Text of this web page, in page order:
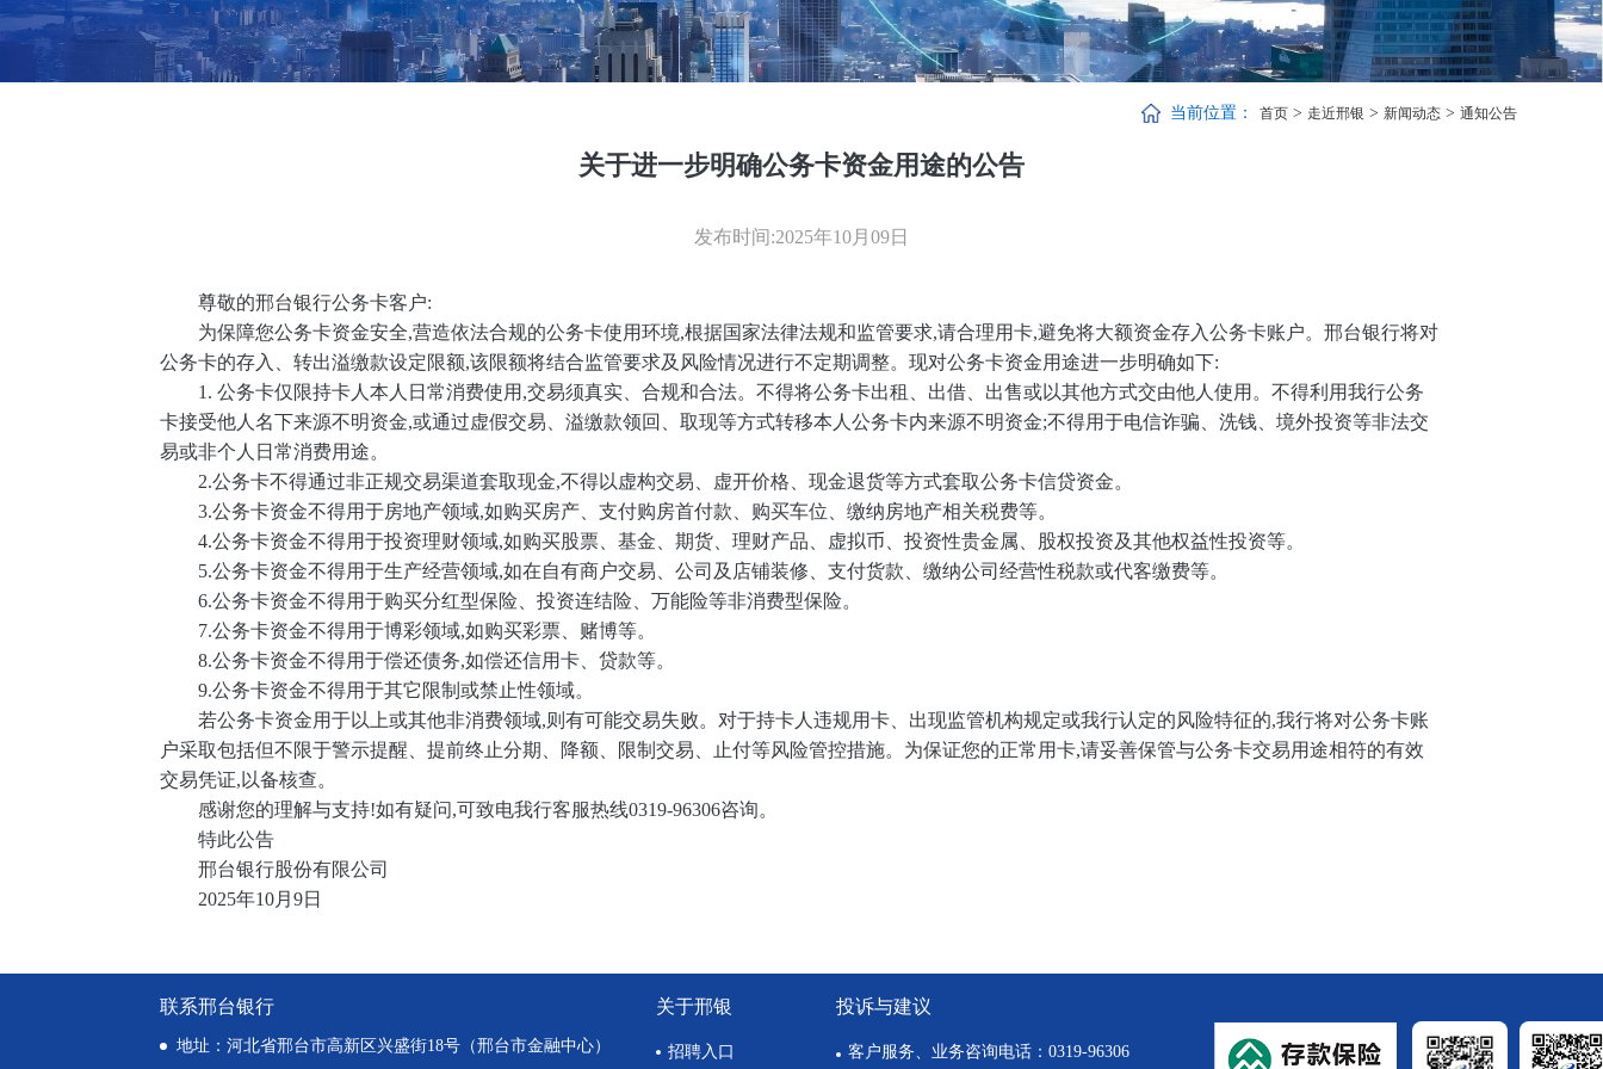
当前位置： 首页 > 走近邢银 > 新闻动态 > 通知公告
关于进一步明确公务卡资金用途的公告
发布时间:2025年10月09日
尊敬的邢台银行公务卡客户:
为保障您公务卡资金安全,营造依法合规的公务卡使用环境,根据国家法律法规和监管要求,请合理用卡,避免将大额资金存入公务卡账户。邢台银行将对
公务卡的存入、转出溢缴款设定限额,该限额将结合监管要求及风险情况进行不定期调整。现对公务卡资金用途进一步明确如下:
1. 公务卡仅限持卡人本人日常消费使用,交易须真实、合规和合法。不得将公务卡出租、出借、出售或以其他方式交由他人使用。不得利用我行公务
卡接受他人名下来源不明资金,或通过虚假交易、溢缴款领回、取现等方式转移本人公务卡内来源不明资金;不得用于电信诈骗、洗钱、境外投资等非法交
易或非个人日常消费用途。
2.公务卡不得通过非正规交易渠道套取现金,不得以虚构交易、虚开价格、现金退货等方式套取公务卡信贷资金。
3.公务卡资金不得用于房地产领域,如购买房产、支付购房首付款、购买车位、缴纳房地产相关税费等。
4.公务卡资金不得用于投资理财领域,如购买股票、基金、期货、理财产品、虚拟币、投资性贵金属、股权投资及其他权益性投资等。
5.公务卡资金不得用于生产经营领域,如在自有商户交易、公司及店铺装修、支付货款、缴纳公司经营性税款或代客缴费等。
6.公务卡资金不得用于购买分红型保险、投资连结险、万能险等非消费型保险。
7.公务卡资金不得用于博彩领域,如购买彩票、赌博等。
8.公务卡资金不得用于偿还债务,如偿还信用卡、贷款等。
9.公务卡资金不得用于其它限制或禁止性领域。
若公务卡资金用于以上或其他非消费领域,则有可能交易失败。对于持卡人违规用卡、出现监管机构规定或我行认定的风险特征的,我行将对公务卡账
户采取包括但不限于警示提醒、提前终止分期、降额、限制交易、止付等风险管控措施。为保证您的正常用卡,请妥善保管与公务卡交易用途相符的有效
交易凭证,以备核查。
感谢您的理解与支持!如有疑问,可致电我行客服热线0319-96306咨询。
特此公告
邢台银行股份有限公司
2025年10月9日
联系邢台银行
地址：河北省邢台市高新区兴盛街18号（邢台市金融中心）
关于邢银
招聘入口
投诉与建议
客户服务、业务咨询电话：0319-96306